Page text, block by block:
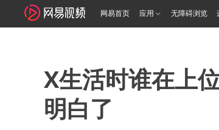
网易首页 应用 无障碍浏览
X生活时谁在上
明白了